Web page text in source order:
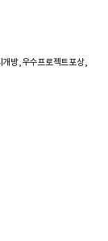
개방,우수프로젝트포상,